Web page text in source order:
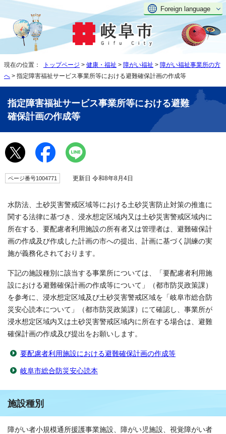
Foreign language
現在の位置： トップページ > 健康・福祉 > 障がい福祉 > 障がい福祉事業所の方
へ > 指定障害福祉サービス事業所等における避難確保計画の作成等
指定障害福祉サービス事業所等における避難
確保計画の作成等
ページ番号1004771 更新日 令和8年8月4日
水防法、土砂災害警戒区域等における土砂災害防止対策の推進に
関する法律に基づき、浸水想定区域内又は土砂災害警戒区域内に
所在する、要配慮者利用施設の所有者又は管理者は、避難確保計
画の作成及び作成した計画の市への提出、計画に基づく訓練の実
施が義務化されております。
下記の施設種別に該当する事業所については、「要配慮者利用施
設における避難確保計画の作成等について」（都市防災政策課）
を参考に、浸水想定区域及び土砂災害警戒区域を「岐阜市総合防
災安心読本について」（都市防災政策課）にて確認し、事業所が
浸水想定区域内又は土砂災害警戒区域内に所在する場合は、避難
確保計画の作成及び提出をお願いします。
要配慮者利用施設における避難確保計画の作成等
岐阜市総合防災安心読本
施設種別
障がい者小規模通所援護事業施設、障がい児施設、視覚障がい者